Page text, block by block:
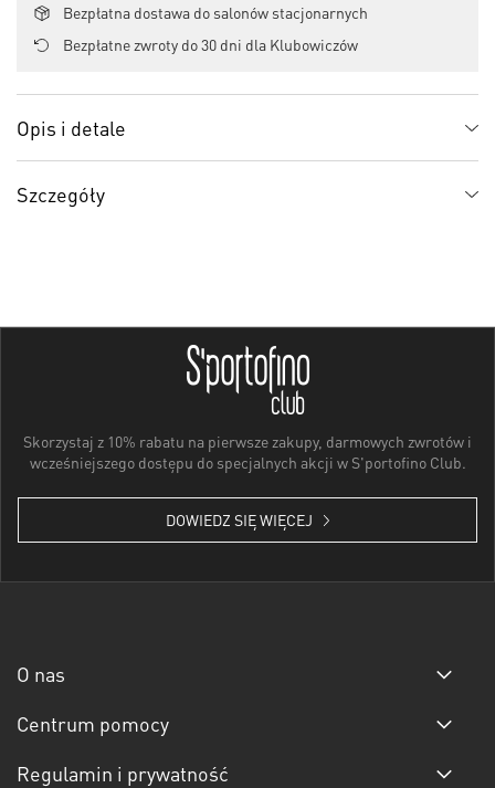
Bezpłatna dostawa do salonów stacjonarnych
Bezpłatne zwroty do 30 dni dla Klubowiczów
Opis i detale
Szczegóły
Skorzystaj z 10% rabatu na pierwsze zakupy, darmowych zwrotów i
wcześniejszego dostępu do specjalnych akcji w S'portofino Club.
DOWIEDZ SIĘ WIĘCEJ
O nas
Centrum pomocy
Regulamin i prywatność